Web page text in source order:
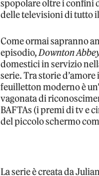
spopolare oltre i confini
delle televisioni di tutto
Come ormai sapranno
episodio,Downton
domestici in servizio
serie. Tra storie
feuilletton moderno è
vagonata di
BAFTAs (i premi di tv e
del piccolo schermo
La serie è creata da